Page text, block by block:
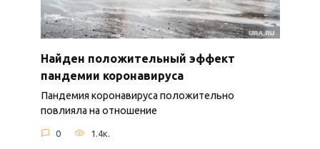
Найден положительный эффект
пандемии коронавируса
Пандемия коронавируса положительно
повлияла на отношение
0 1.4к.